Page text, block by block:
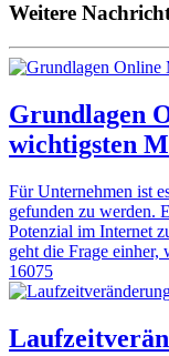
Weitere
Grundlagen
wichtigsten
Für Unternehmen ist
gefunden zu werden.
Potenzial im Internet
geht die Frage
16075